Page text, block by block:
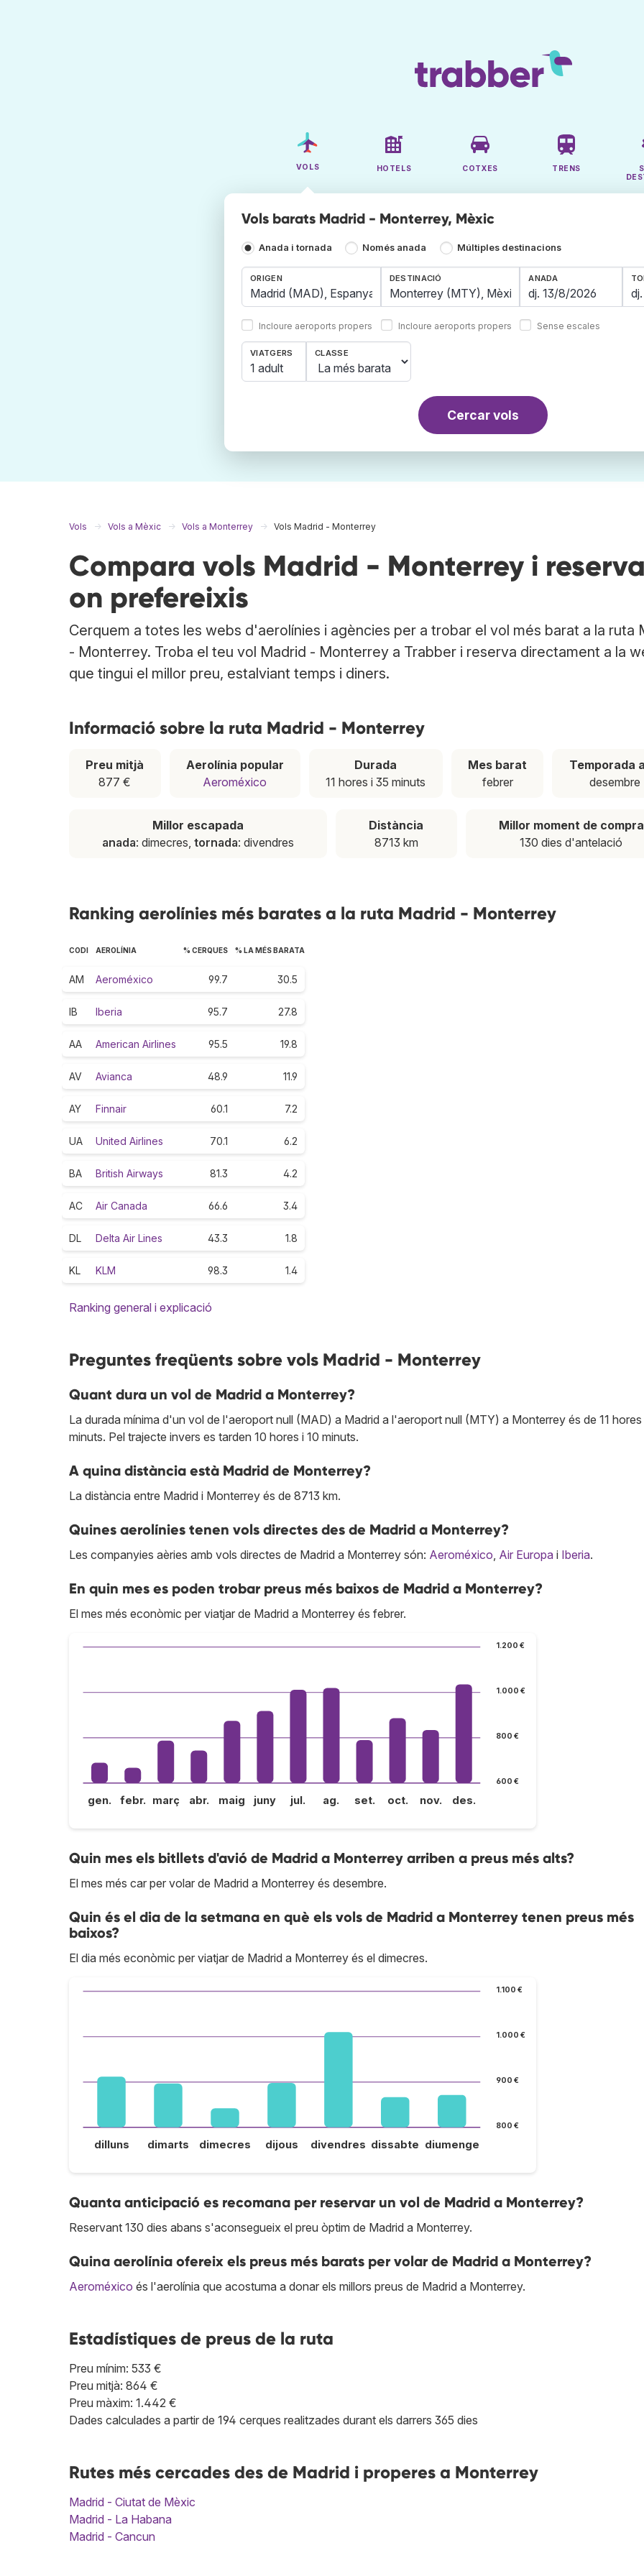
VOLS HOTELS COTXES TRENS
Vols barats Madrid - Monterrey, Mèxic
Anada i tornada Només anada Múltiples destinacions
ORIGEN
Incloure aeroports propers
DESTINACIÓ
Incloure aeroports propers
ANADA
Sense escales
VIATGERS
1 adult
CLASSE
Cercar vols
Vols Vols a Mèxic Vols a Monterrey Vols Madrid - Monterrey
Compara vols Madrid - Monterrey i
on prefereixis
Cerquem a totes les webs d'aerolínies i agències per a trobar el vol més barat a la ruta
- Monterrey. Troba el teu vol Madrid - Monterrey a Trabber i reserva directament a la
que tingui el millor preu, estalviant temps i diners.
Informació sobre la ruta Madrid - Monterrey
Preu mitjà
877 €
Aerolínia popular
Aeroméxico
Durada
11 hores i 35 minuts
Mes barat
febrer
Temporada
desembre
Millor escapada
anada: dimecres,tornada: divendres
Distància
8713 km
Millor moment de compra
130 dies d'antelació
Ranking aerolínies més barates a la ruta Madrid - Monterrey
CODI AEROLÍNIA % CERQUES % LA MÉS BARATA
AM Aeroméxico 99.7 30.5
IB Iberia 95.7 27.8
AA American Airlines 95.5 19.8
AV Avianca 48.9 11.9
AY Finnair 60.1 7.2
UA United Airlines 70.1 6.2
BA British Airways 81.3 4.2
AC Air Canada 66.6 3.4
DL Delta Air Lines 43.3 1.8
KL KLM 98.3 1.4
Ranking general i explicació
Preguntes freqüents sobre vols Madrid - Monterrey
Quant dura un vol de Madrid a Monterrey?
La durada mínima d'un vol de l'aeroport null (MAD) a Madrid a l'aeroport null (MTY) a Monterrey és de 11 hores
minuts. Pel trajecte invers es tarden 10 hores i 10 minuts.
A quina distància està Madrid de Monterrey?
La distància entre Madrid i Monterrey és de 8713 km.
Quines aerolínies tenen vols directes des de Madrid a Monterrey?
Les companyies aèries amb vols directes de Madrid a Monterrey són: Aeroméxico, Air Europa i Iberia.
En quin mes es poden trobar preus més baixos de Madrid a Monterrey?
El mes més econòmic per viatjar de Madrid a Monterrey és febrer.
600 €
800 €
1.000 €
1.200 €
gen. febr. març abr. maig juny jul. ag. set. oct. nov. des.
Quin mes els bitllets d'avió de Madrid a Monterrey arriben a preus més alts?
El mes més car per volar de Madrid a Monterrey és desembre.
Quin és el dia de la setmana en què els vols de Madrid a Monterrey tenen preus més
baixos?
El dia més econòmic per viatjar de Madrid a Monterrey és el dimecres.
800 €
900 €
1.000 €
1.100 €
dilluns dimarts dimecres dijous divendres dissabte diumenge
Quanta anticipació es recomana per reservar un vol de Madrid a Monterrey?
Reservant 130 dies abans s'aconsegueix el preu òptim de Madrid a Monterrey.
Quina aerolínia ofereix els preus més barats per volar de Madrid a Monterrey?
Aeroméxico és l'aerolínia que acostuma a donar els millors preus de Madrid a Monterrey.
Estadístiques de preus de la ruta
Preu mínim: 533 €
Preu mitjà: 864 €
Preu màxim: 1.442 €
Dades calculades a partir de 194 cerques realitzades durant els darrers 365 dies
Rutes més cercades des de Madrid i properes a Monterrey
Madrid - Ciutat de Mèxic
Madrid - La Habana
Madrid - Cancun